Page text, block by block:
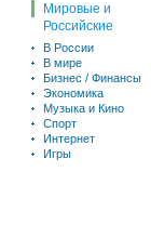
Мировые и
Российские
В России
В мире
Бизнес / Финансы
Экономика
Музыка и Кино
Спорт
Интернет
Игры